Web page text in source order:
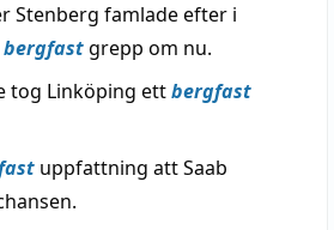
Stenberg famlade efter i
bergfastgrepp om nu.
tog Linköping ettbergfast
uppfattning att Saab